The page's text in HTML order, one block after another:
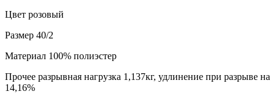
Цвет розовый
Размер 40/2
Материал 100% полиэстер
Прочее разрывная нагрузка 1,137кг, удлинение при разрыве на
14,16%